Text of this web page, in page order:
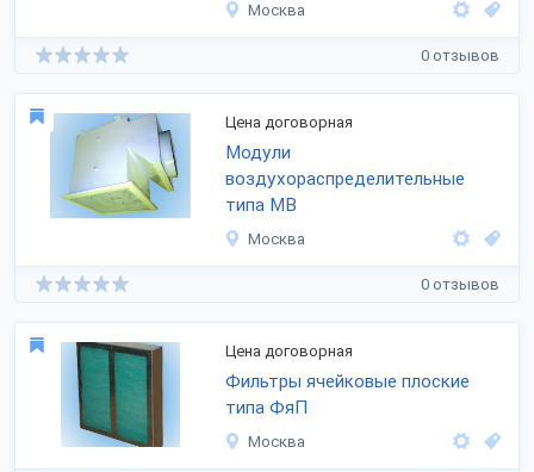
Москва
0 отзывов
Цена договорная
Модули
воздухораспределительные
типа МВ
Москва
0 отзывов
Цена договорная
Фильтры ячейковые плоские
типа ФяП
Москва